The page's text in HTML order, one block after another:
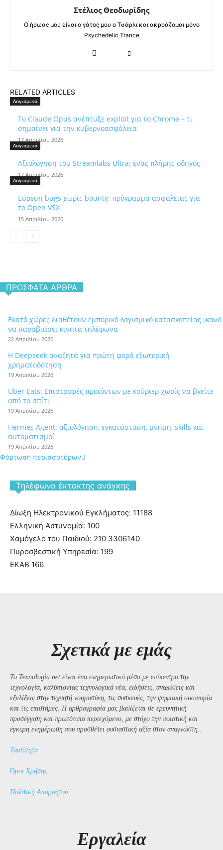
Στέλιος Θεοδωρίδης
Ο ήρωας μου είναι ο γάτος μου ο Τσάρλι και ακροάζομαι μόνο
Psychedelic Trance
RELATED ARTICLES
Λογισμικά
Το Claude Opus ανέπτυξε exploit για το Chrome – τι
σημαίνει για την κυβερνοασφάλεια
17 Απριλίου 2026
Λογισμικά
Αξιολόγηση του Streamlabs Ultra: ένας πλήρης οδηγός
17 Απριλίου 2026
Λογισμικά
Εύρεση bugs χωρίς bounty: πρόγραμμα ασφάλειας για
το Open VSX
15 Απριλίου 2026
ΠΡΌΣΦΑΤΑ ΆΡΘΡΑ
Εκατό χώρες διαθέτουν εμπορικό λογισμικό κατασκοπείας ικανό
να παραβιάσει κινητά τηλέφωνα
22 Απριλίου 2026
Η Deepseek αναζητά για πρώτη φορά εξωτερική
χρηματοδότηση
19 Απριλίου 2026
Uber Eats: Επιστροφές προϊόντων με κούριερ χωρίς να βγείτε
από το σπίτι
19 Απριλίου 2026
Hermes Agent: αξιολόγηση, εγκατάσταση, μνήμη, skills και
αυτοματισμοί
19 Απριλίου 2026
Φόρτωση περισσοτέρων
Tηλέφωνα έκτακτης ανάγκης
Δίωξη Ηλεκτρονικού Εγκλήματος: 11188
Ελληνική Αστυνομία: 100
Χαμόγελο του Παιδιού: 210 3306140
Πυροσβεστική Υπηρεσία: 199
ΕΚΑΒ 166
Σχετικά με εμάς
Το Texnologia.net είναι ένα ενημερωτικό μέσο με επίκεντρο την
τεχνολογία, καλύπτοντας τεχνολογικά νέα, ειδήσεις, αναλύσεις και
εξελίξεις στην τεχνητή νοημοσύνη, τις συσκευές, την ψηφιακή οικονομία
και τις επιστήμες. Η αρθρογραφία μας βασίζεται σε ερευνητική
προσέγγιση και πρωτότυπο περιεχόμενο, με στόχο την ποιοτική και
έγκυρη ενημέρωση που προσθέτει ουσιαστική αξία στον αναγνώστη..
Ταυτότητα
Όροι Χρήσης
Πολιτική Απορρήτου
Εργαλεία